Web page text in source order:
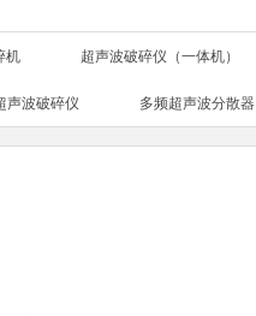
机 超声波破碎仪（一体机）
声波破碎仪 多频超声波分散器